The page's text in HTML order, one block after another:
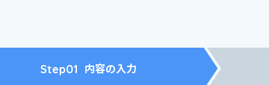
Step01 内容の入力